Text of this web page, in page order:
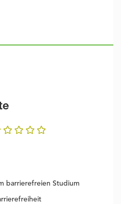
barrierefreien Studium